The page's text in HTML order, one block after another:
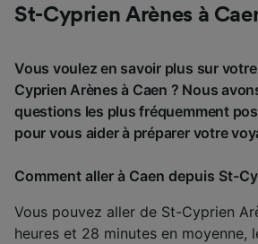
St-Cyprien Arènes à
Vous voulez en savoir plus sur
Cyprien Arènes à Caen ? Nous
questions les plus fréquemment
pour vous aider à préparer votre
Comment aller à Caen depuis St-
Vous pouvez aller de St-Cyprien
heures et 28 minutes en moyenne,